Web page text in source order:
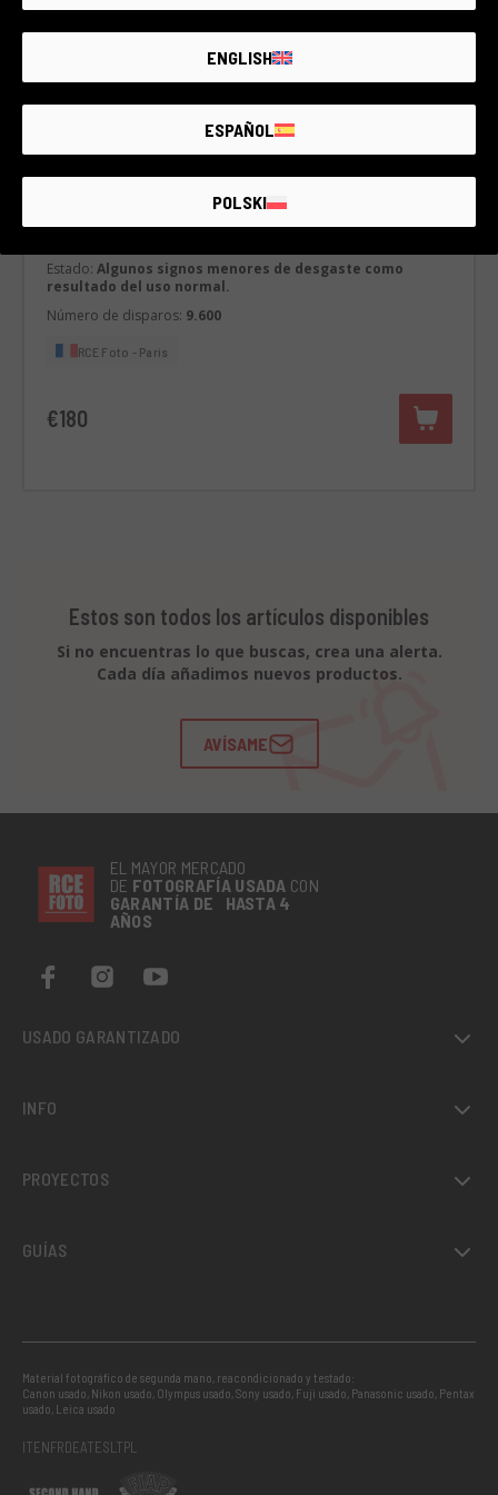
Cód. 022DRENK0000435412
Estado: Algunos signos menores de desgaste como
resultado del uso normal.
Número de disparos: 9.600
RCE Foto - Paris
€180
Estos son todos los artículos disponibles
Si no encuentras lo que buscas, crea una alerta.
Cada día añadimos nuevos productos.
AVÍSAME
EL MAYOR MERCADO
DE FOTOGRAFÍA USADA CON
GARANTÍA DE HASTA 4
AÑOS
USADO GARANTIZADO
INFO
PROYECTOS
GUÍAS
Material fotográfico de segunda mano, reacondicionado y testado:
Canon usado, Nikon usado, Olympus usado,Sony usado, Fuji usado, Panasonic usado, Pentax
usado, Leica usado
ITENFRDEATESLTPL
ENGLISH
ESPAÑOL
POLSKI